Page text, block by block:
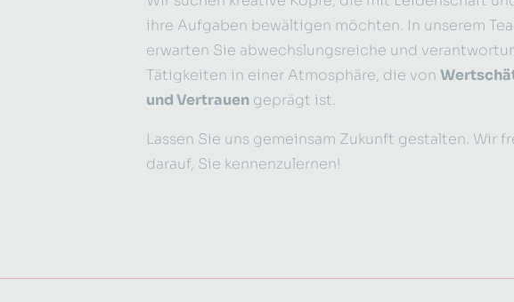
ihre Aufgaben bewältigen möchten. In unserem
erwarten Sie abwechslungsreiche und
Tätigkeiten in einer Atmosphäre, die von
und Vertrauen geprägt ist.
Lassen Sie uns gemeinsam Zukunft gestalten. Wir
darauf, Sie kennenzulernen!